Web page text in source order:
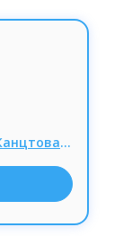
Чего здесь только нет! Канцтовары! ХИТ! Калькулятор - линейка с лупой, всего за 87 руб.